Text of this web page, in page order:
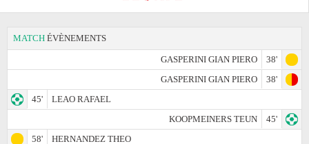
MATCH ÉVÈNEMENTS
GASPERINI GIAN PIERO
38'
GASPERINI GIAN PIERO
38'
45'
LEAO RAFAEL
KOOPMEINERS TEUN
45'
58'
HERNANDEZ THEO